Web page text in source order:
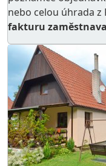
nebo celou úhrada z
fakturu